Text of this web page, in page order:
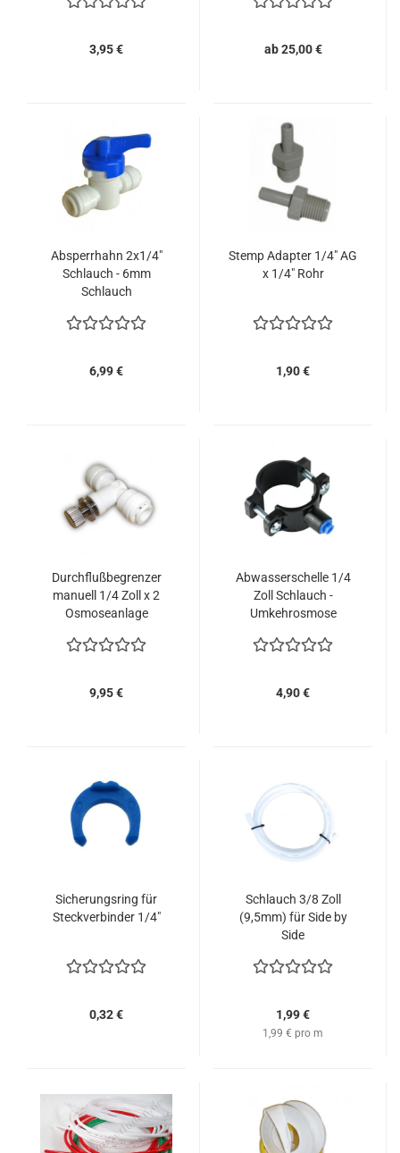
3,95 € ab 25,00 €
Absperrhahn 2x1/4"
Schlauch - 6mm
Schlauch
6,99 €
Stemp Adapter 1/4" AG
x 1/4" Rohr
1,90 €
Durchflußbegrenzer
manuell 1/4 Zoll x 2
Osmoseanlage
9,95 €
Abwasserschelle 1/4
Zoll Schlauch -
Umkehrosmose
4,90 €
Sicherungsring für
Steckverbinder 1/4"
0,32 €
Schlauch 3/8 Zoll
(9,5mm) für Side by
Side
1,99 €
1,99 € pro m